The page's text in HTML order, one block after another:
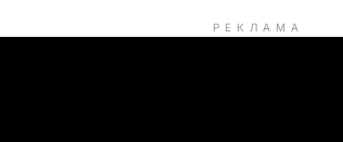
РЕКЛАМА